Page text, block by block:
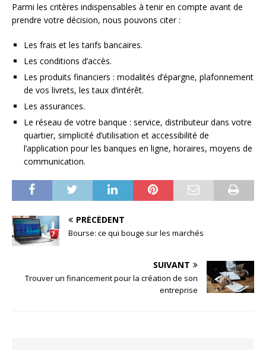
Parmi les critères indispensables à tenir en compte avant de
prendre votre décision, nous pouvons citer :
Les frais et les tarifs bancaires.
Les conditions d’accès.
Les produits financiers : modalités d’épargne, plafonnement
de vos livrets, les taux d’intérêt.
Les assurances.
Le réseau de votre banque : service, distributeur dans votre
quartier, simplicité d’utilisation et accessibilité de
l’application pour les banques en ligne, horaires, moyens de
communication.
PRÉCÉDENT
Bourse: ce qui bouge sur les marchés
SUIVANT
Trouver un financement pour la création de son
entreprise